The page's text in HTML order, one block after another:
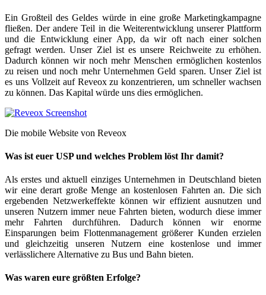
Ein Großteil des Geldes würde in eine große Marketingkampagne
fließen. Der andere Teil in die Weiterentwicklung unserer Plattform
und die Entwicklung einer App, da wir oft nach einer solchen
gefragt werden. Unser Ziel ist es unsere Reichweite zu erhöhen.
Dadurch können wir noch mehr Menschen ermöglichen kostenlos
zu reisen und noch mehr Unternehmen Geld sparen. Unser Ziel ist
es uns Vollzeit auf Reveox zu konzentrieren, um schneller wachsen
zu können. Das Kapital würde uns dies ermöglichen.
Die mobile Website von Reveox
Was ist euer USP und welches Problem löst Ihr damit?
Als erstes und aktuell einziges Unternehmen in Deutschland bieten
wir eine derart große Menge an kostenlosen Fahrten an. Die sich
ergebenden Netzwerkeffekte können wir effizient ausnutzen und
unseren Nutzern immer neue Fahrten bieten, wodurch diese immer
mehr Fahrten durchführen. Dadurch können wir enorme
Einsparungen beim Flottenmanagement größerer Kunden erzielen
und gleichzeitig unseren Nutzern eine kostenlose und immer
verlässlichere Alternative zu Bus und Bahn bieten.
Was waren eure größten Erfolge?